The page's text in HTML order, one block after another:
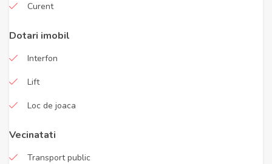
Curent
Dotari imobil
Interfon
Lift
Loc de joaca
Vecinatati
Transport public